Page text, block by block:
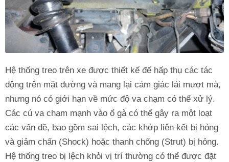
Hệ thống treo trên xe được thiết kế để hấp thụ các tác
động trên mặt đường và mang lại cảm giác lái mượt mà,
nhưng nó có giới hạn về mức độ va chạm có thể xử lý.
Các cú va chạm mạnh vào ổ gà có thể gây ra một loạt
các vấn đề, bao gồm sai lệch, các khớp liên kết bị hỏng
và giảm chấn (Shock) hoặc thanh chống (Strut) bị hỏng.
Hệ thống treo bị lệch khỏi vị trí thường có thể được đặt